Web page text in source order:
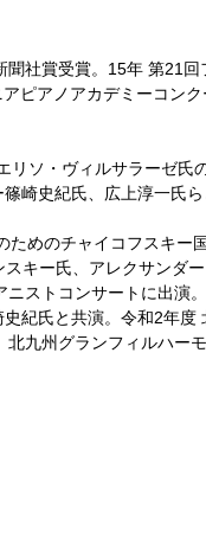
社賞受賞。15年 第21
ピアノアカデミーコン
ソ・ヴィルサラーゼ氏
崎史紀氏、広上淳一氏
めのチャイコフスキー
キー氏、アレクサンダ
ストコンサートに出演
紀氏と共演。令和2年
九州グランフィルハー